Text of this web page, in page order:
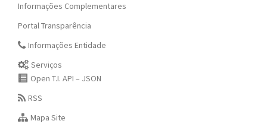
Informações Complementares
Portal Transparência
Informações Entidade
Serviços
Open T.I. API – JSON
RSS
Mapa Site